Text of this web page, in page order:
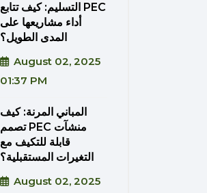
التسليم: كيف تتابع PEC
أداء مشاريعها على
المدى الطويل؟
August 02, 2025
01:37 PM
المباني المرنة: كيف
تصمم PEC منشآت
قابلة للتكيف مع
التغيرات المستقبلية؟
August 02, 2025